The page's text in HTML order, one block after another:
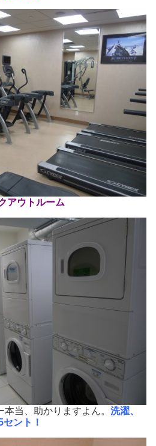
アウトルーム
本当、助かりますよん。 洗濯、
ント！